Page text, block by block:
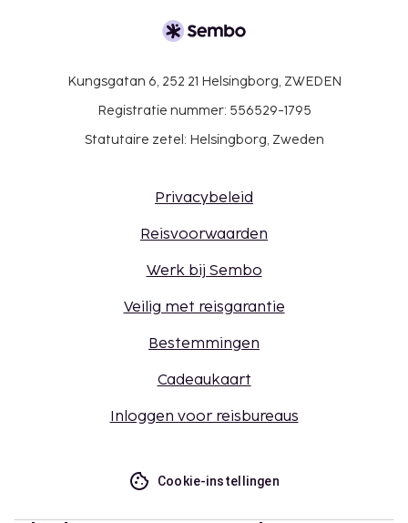
Kungsgatan 6, 252 21 Helsingborg, ZWEDEN
Registratie nummer: 556529-1795
Statutaire zetel: Helsingborg, Zweden
Privacybeleid
Reisvoorwaarden
Werk bij Sembo
Veilig met reisgarantie
Bestemmingen
Cadeaukaart
Inloggen voor reisbureaus
Cookie-instellingen